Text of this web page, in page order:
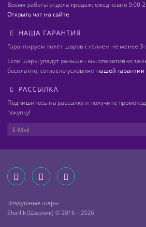
Время работы отдела продаж: ежедневно 9:00-
Открыть чат на сайте
НАША ГАРАНТИЯ
Гарантируем полёт шаров с гелием не менее
Если шары упадут раньше - мы оперативно
бесплатно, согласно условиям нашей гарантии
РАССЫЛКА
Подпишитесь на рассылку и получите
покупку!
Воздушные шары
Sharlik (Шарлик) © 2016 – 2026